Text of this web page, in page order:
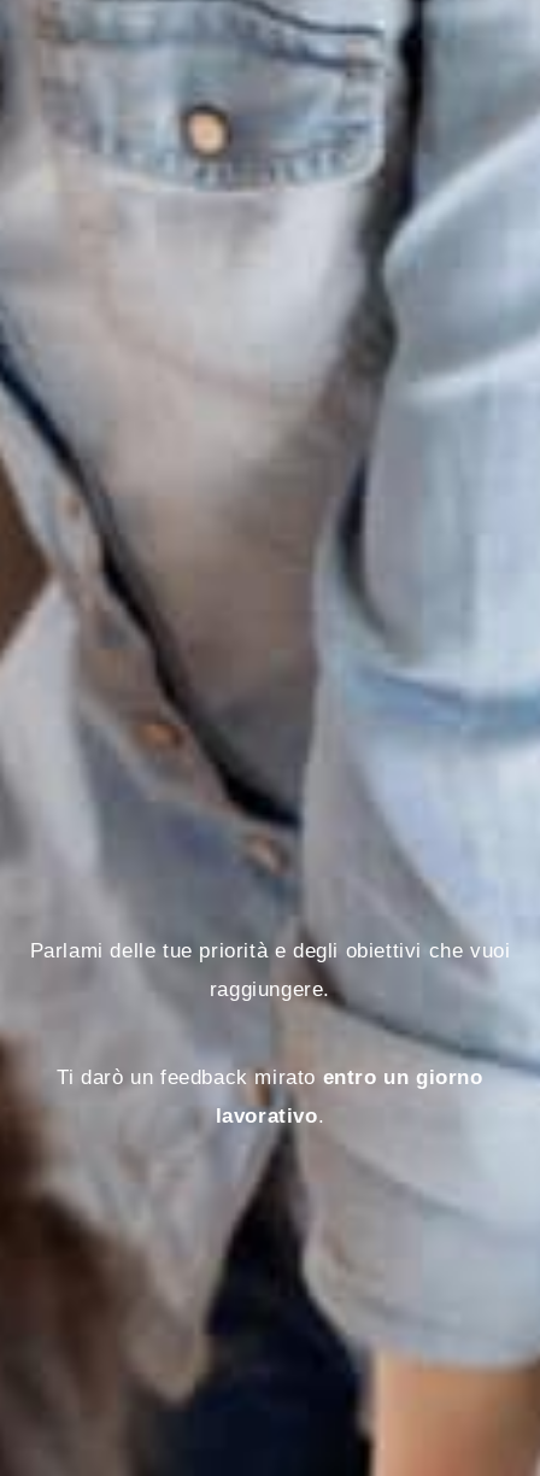
Parlami delle tue priorità e degli obiettivi che vuoi
raggiungere.
Ti darò un feedback mirato entro un giorno
lavorativo.